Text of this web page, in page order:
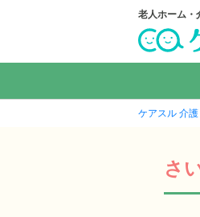
老人ホーム・
ケアスル 介護
さ